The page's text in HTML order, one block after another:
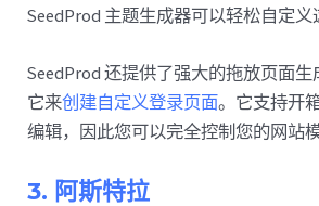
SeedProd 主题生成器可以轻松自定义
SeedProd 还提供了强大的拖放页面
它来创建自定义登录页面。它支持开
编辑，因此您可以完全控制您的网站模
3. 阿斯特拉